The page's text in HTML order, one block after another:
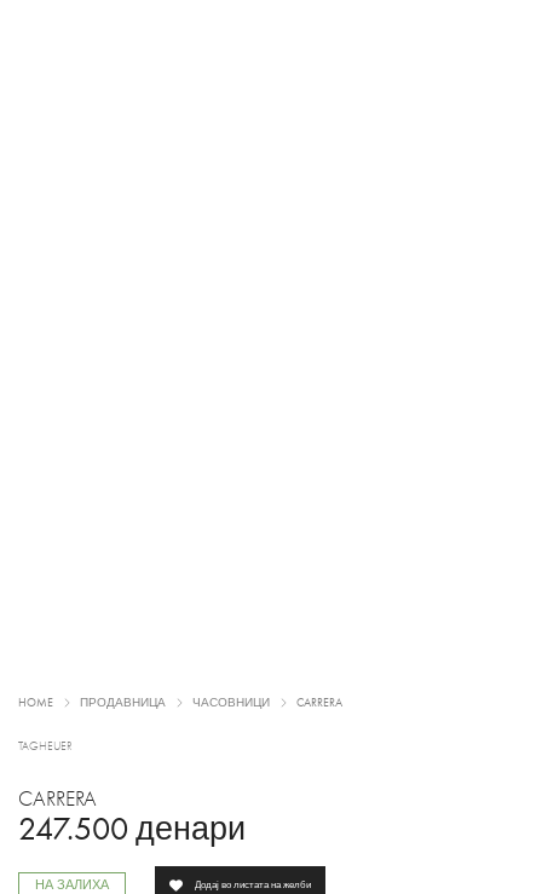
HOME ПРОДАВНИЦА ЧАСОВНИЦИ CARRERA
TAGHEUER
CARRERA
247.500 денари
НА ЗАЛИХА Додај во листата на желби